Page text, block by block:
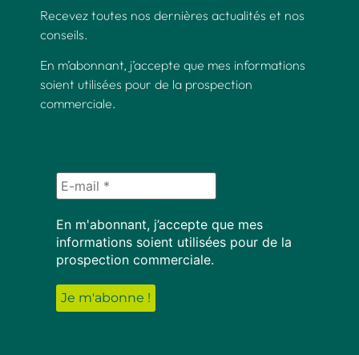
Recevez toutes nos dernières actualités et nos
conseils.
En m’abonnant, j’accepte que mes informations
soient utilisées pour de la prospection
commerciale.
En m'abonnant, j’accepte que mes
informations soient utilisées pour de la
prospection commerciale.